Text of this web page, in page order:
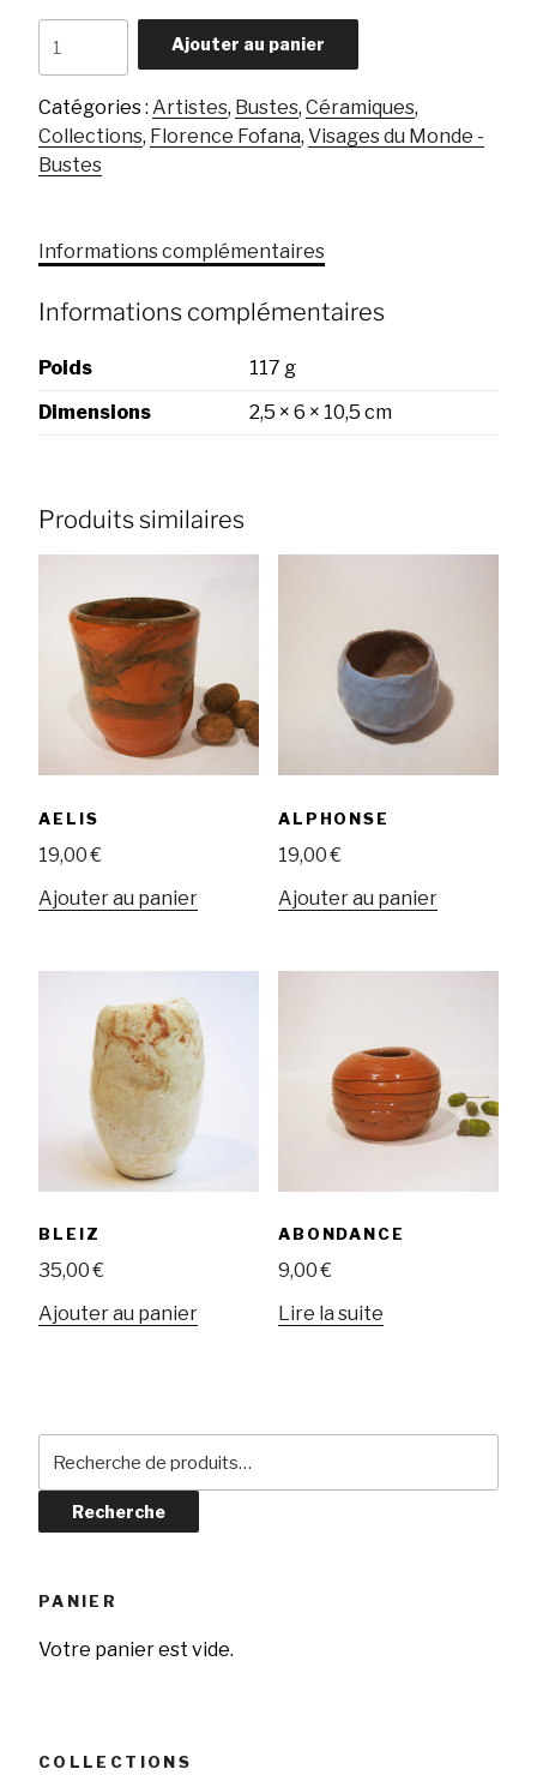
de
Ajouter au panier
Catégories : Artistes, Bustes, Céramiques,
Collections, Florence Fofana, Visages du Monde -
Bustes
Informations complémentaires
Informations complémentaires
Poids
117 g
Dimensions
2,5 × 6 × 10,5 cm
Produits similaires
AELIS
19,00€
Ajouter au panier
ALPHONSE
19,00€
Ajouter au panier
BLEIZ
35,00€
Ajouter au panier
ABONDANCE
9,00€
Lire la suite
pour :
Recherche
PANIER
Votre panier est vide.
COLLECTIONS